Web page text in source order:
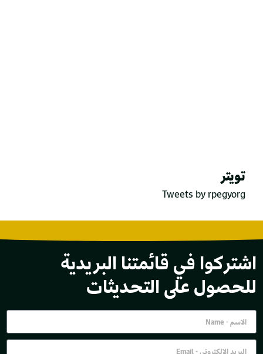
تويتر
Tweets by rpegyorg
اشتركوا في قائمتنا البريدية
للحصول على التحديثات